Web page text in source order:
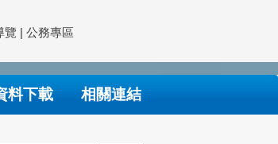
覽 | 公務專區
料下載 相關連結